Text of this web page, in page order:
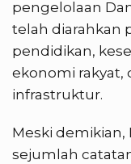
pengelolaan
telah diarahkan
pendidikan,
ekonomi rakyat,
infrastruktur.
Meski demikian,
sejumlah